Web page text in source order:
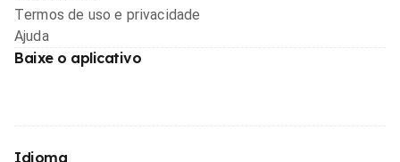
Termos de uso e privacidade
Ajuda
Baixe o aplicativo
Idioma